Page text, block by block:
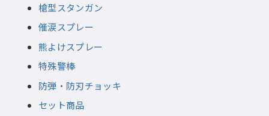
槍型スタンガン
催涙スプレー
熊よけスプレー
特殊警棒
防弾・防刃チョッキ
セット商品